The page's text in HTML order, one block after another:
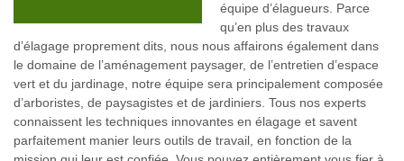
équipe d’élagueurs. Parce
qu’en plus des travaux
d’élagage proprement dits, nous nous affairons également dans
le domaine de l’aménagement paysager, de l’entretien d’espace
vert et du jardinage, notre équipe sera principalement composée
d’arboristes, de paysagistes et de jardiniers. Tous nos experts
connaissent les techniques innovantes en élagage et savent
parfaitement manier leurs outils de travail, en fonction de la